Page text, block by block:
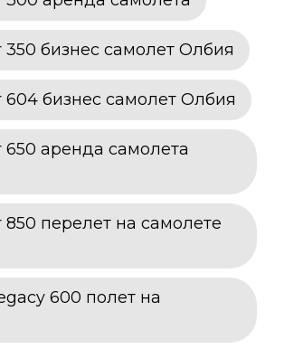
бизнес самолет Олбия
604 бизнес самолет Олбия
аренда самолета
перелет на самолете
600 полет на